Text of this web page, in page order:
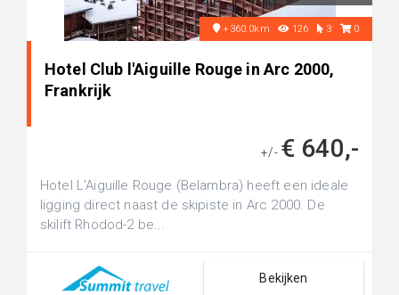
+360.0km 126 3 0
Hotel Club l'Aiguille Rouge in Arc 2000,
Frankrijk
+/- € 640,-
Hotel L'Aiguille Rouge (Belambra) heeft een ideale
ligging direct naast de skipiste in Arc 2000. De
skilift Rhodod-2 be...
Bekijken